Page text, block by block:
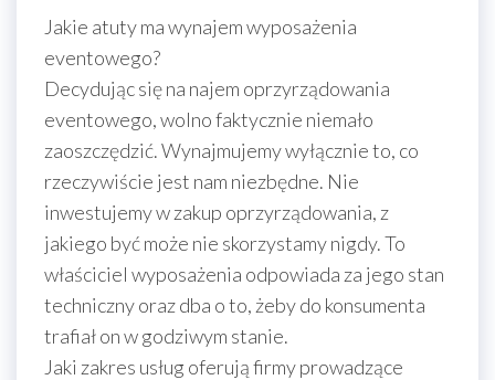
Jakie atuty ma wynajem wyposażenia
eventowego?
Decydując się na najem oprzyrządowania
eventowego, wolno faktycznie niemało
zaoszczędzić. Wynajmujemy wyłącznie to, co
rzeczywiście jest nam niezbędne. Nie
inwestujemy w zakup oprzyrządowania, z
jakiego być może nie skorzystamy nigdy. To
właściciel wyposażenia odpowiada za jego stan
techniczny oraz dba o to, żeby do konsumenta
trafiał on w godziwym stanie.
Jaki zakres usług oferują firmy prowadzące